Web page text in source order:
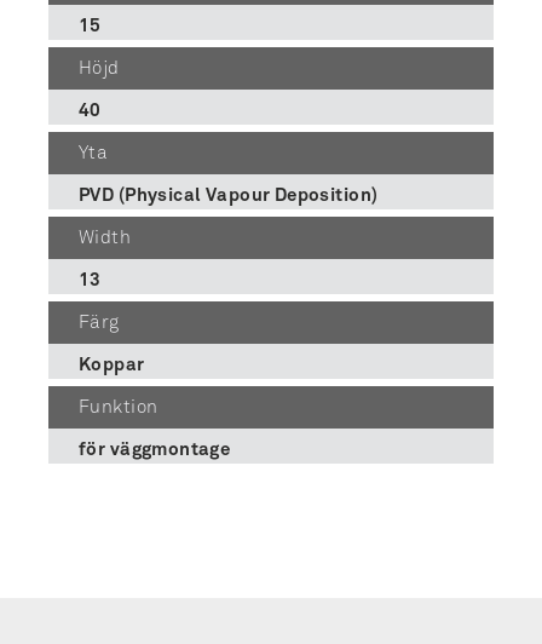
15
Höjd
40
Yta
PVD (Physical Vapour Deposition)
Width
13
Färg
Koppar
Funktion
för väggmontage